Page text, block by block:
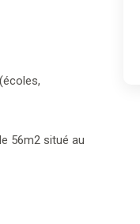
56m2 situé au